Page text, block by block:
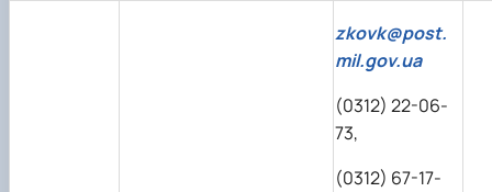
zkovk@post.
mil.gov.ua
(0312) 22-06-
73,
(0312) 67-17-